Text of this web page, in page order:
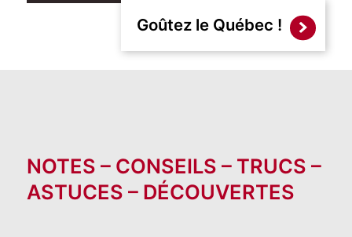
Goûtez le Québec !
NOTES – CONSEILS – TRUCS –
ASTUCES – DÉCOUVERTES